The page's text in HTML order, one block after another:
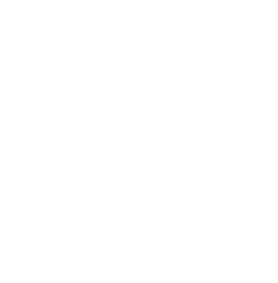
臂，提升“离火印”实
，击败了糖铁机器人，赢得了一次商业比赛
石矶徒弟，太乙真人偏袒哪吒，锁住石矶。石灵儿